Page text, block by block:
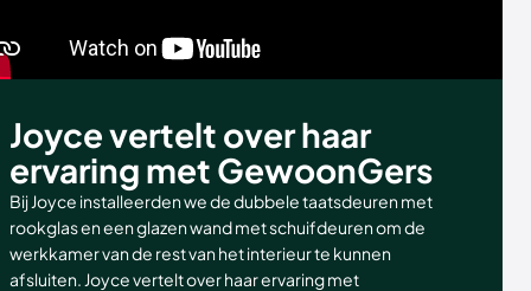
Joyce vertelt over haar
ervaring met GewoonGers
Bij Joyce installeerden we de dubbele taatsdeuren met
rookglas en een glazen wand met schuifdeuren om de
werkkamer van de rest van het interieur te kunnen
afsluiten. Joyce vertelt over haar ervaring met